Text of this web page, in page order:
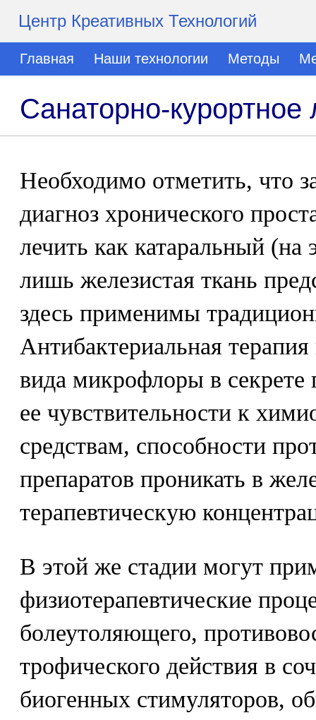
Центр Креативных Технологий
Главная Наши технологии Методы
Санаторно-курортное
Необходимо отметить, что
диагноз хронического
лечить как катаральный (на
лишь железистая ткань
здесь применимы
Антибактериальная
вида микрофлоры в секрете
ее чувствительности к
средствам, способности
препаратов проникать в
терапевтическую
В этой же стадии могут
физиотерапевтические
болеутоляющего,
трофического действия в
биогенных стимуляторов,